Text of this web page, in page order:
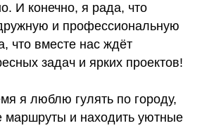
И конечно, я рада, что
и профессиональную
что вместе нас ждёт
задач и ярких проектов!
я люблю гулять по городу,
маршруты и находить уютные